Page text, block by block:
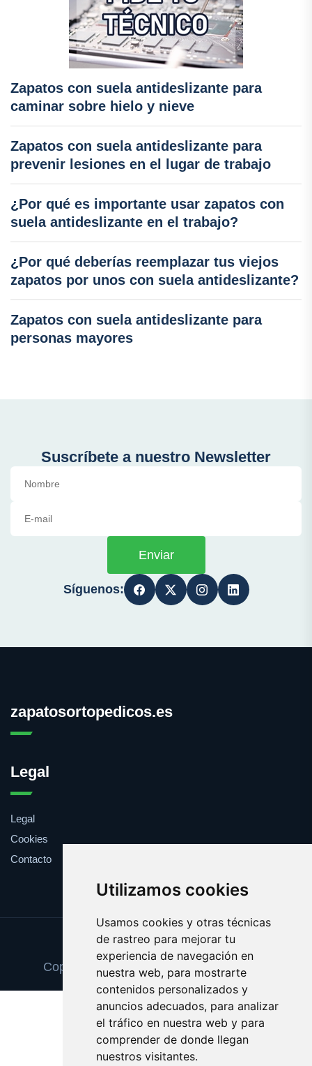
Utilizamos cookies
Usamos cookies y otras técnicas
de rastreo para mejorar tu
experiencia de navegación en
nuestra web, para mostrarte
contenidos personalizados y
anuncios adecuados, para analizar
el tráfico en nuestra web y para
comprender de donde llegan
nuestros visitantes.
Zapatos con suela antideslizante para
caminar sobre hielo y nieve
Zapatos con suela antideslizante para
prevenir lesiones en el lugar de trabajo
¿Por qué es importante usar zapatos con
suela antideslizante en el trabajo?
¿Por qué deberías reemplazar tus viejos
zapatos por unos con suela antideslizante?
Zapatos con suela antideslizante para
personas mayores
Suscríbete a nuestro Newsletter
Enviar
Síguenos:
zapatosortopedicos.es
Legal
Legal
Cookies
Contacto
Update cookies preferences
Copyright © 2025 zapatosortopedicos.es